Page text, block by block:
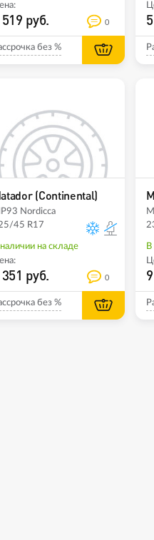
руб. 0
без %
(Continental)
Nordicca
45 R17
на складе
руб. 0
без %
В